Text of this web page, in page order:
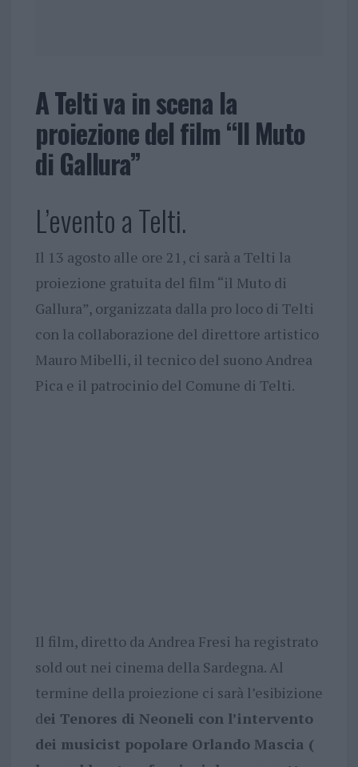
A Telti va in scena la
proiezione del film “Il Muto
di Gallura”
L’evento a Telti.
Il 13 agosto alle ore 21, ci sarà a Telti la
proiezione gratuita del film “il Muto di
Gallura”, organizzata dalla pro loco di Telti
con la collaborazione del direttore artistico
Mauro Mibelli, il tecnico del suono Andrea
Pica e il patrocinio del Comune di Telti.
Il film, diretto da Andrea Fresi ha registrato
sold out nei cinema della Sardegna. Al
termine della proiezione ci sarà l’esibizione
dei Tenores di Neoneli con l’intervento
dei musicist popolare Orlando Mascia (